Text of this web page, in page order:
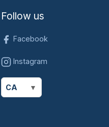
Follow us
Facebook
Instagram
CA